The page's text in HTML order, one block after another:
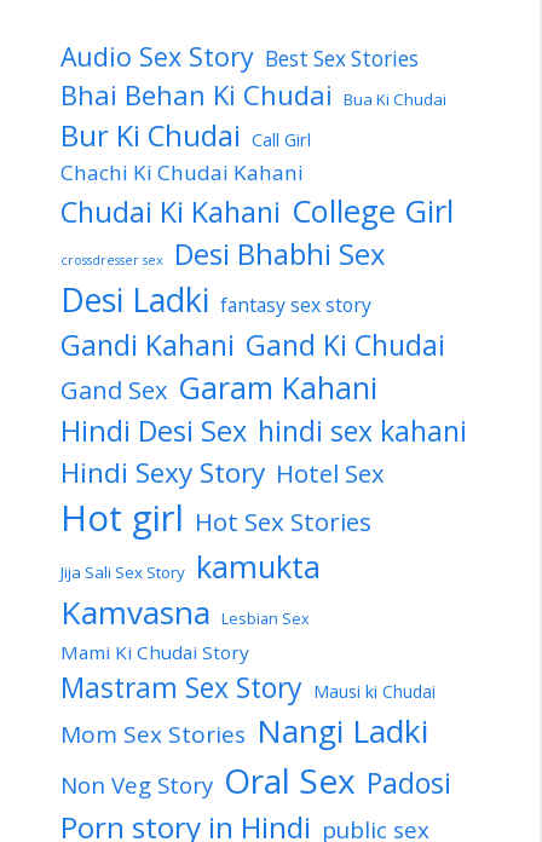
Audio Sex Story Best Sex Stories
Bhai Behan Ki Chudai Bua Ki Chudai
Bur Ki Chudai Call Girl
Chachi Ki Chudai Kahani
Chudai Ki Kahani College Girl
crossdresser sex Desi Bhabhi Sex
Desi Ladki fantasy sex story
Gandi Kahani Gand Ki Chudai
Gand Sex Garam Kahani
Hindi Desi Sex hindi sex kahani
Hindi Sexy Story Hotel Sex
Hot girl Hot Sex Stories
Jija Sali Sex Story kamukta
Kamvasna Lesbian Sex
Mami Ki Chudai Story
Mastram Sex Story Mausi ki Chudai
Mom Sex Stories Nangi Ladki
Non Veg Story Oral Sex Padosi
Porn story in Hindi public sex